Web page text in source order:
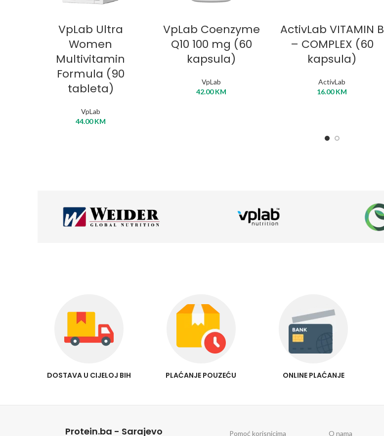
VpLab Ultra
Women
Multivitamin
Formula (90
tableta)
VpLab
44.00KM
VpLab Coenzyme
Q10 100 mg (60
kapsula)
VpLab
42.00KM
ActivLab VITAMIN B
– COMPLEX (60
kapsula)
ActivLab
16.00KM
DOSTAVA U CIJELOJ BIH PLAĆANJE POUZEĆU ONLINE PLAĆANJE
Protein.ba - Sarajevo Pomoć korisnicima O nama